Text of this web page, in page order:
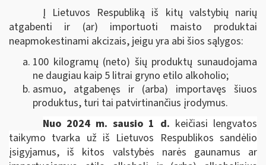
Į Lietuvos Respubliką iš kitų valstybių narių
atgabenti ir (ar) importuoti maisto produktai
neapmokestinami akcizais, jeigu yra abi šios sąlygos:
100 kilogramų (neto) šių produktų sunaudojama
ne daugiau kaip 5 litrai gryno etilo alkoholio;
asmuo, atgabenęs ir (arba) importavęs šiuos
produktus, turi tai patvirtinančius įrodymus.
Nuo 2024 m. sausio 1 d. keičiasi lengvatos
taikymo tvarka už iš Lietuvos Respublikos sandėlio
įsigyjamus, iš kitos valstybės narės gaunamus ar